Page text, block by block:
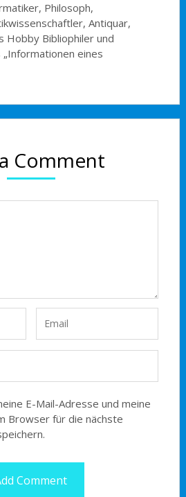
Philosoph,
Antiquar,
Hobby Bibliophiler und
eines
Comment
E-Mail-Adresse und meine
Browser für die nächste